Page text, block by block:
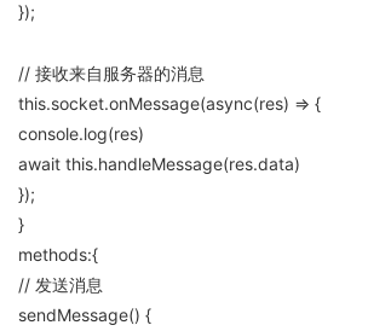
});
// 接收来自服务器的消息
this.socket.onMessage(async(res) => {
console.log(res)
await this.handleMessage(res.data)
});
}
methods:{
// 发送消息
sendMessage() {